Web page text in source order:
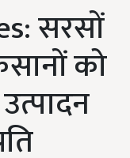
सरसों
को